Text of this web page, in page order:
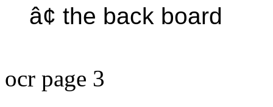
â¢ the back board
ocr page 3